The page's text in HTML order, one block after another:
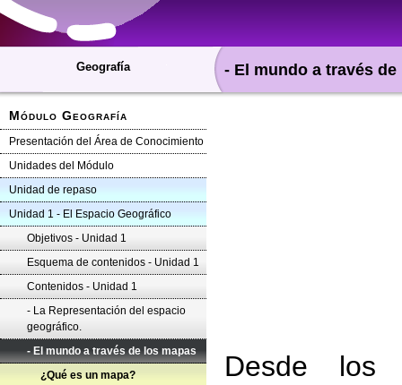
Geografía
Módulo Geografía
Presentación del Área de Conocimiento
Unidades del Módulo
Unidad de repaso
Unidad 1 - El Espacio Geográfico
Objetivos - Unidad 1
Esquema de contenidos - Unidad 1
Contenidos - Unidad 1
- La Representación del espacio
geográfico.
- El mundo a través de los mapas
¿Qué es un mapa?
- El mundo a través de
Desde los